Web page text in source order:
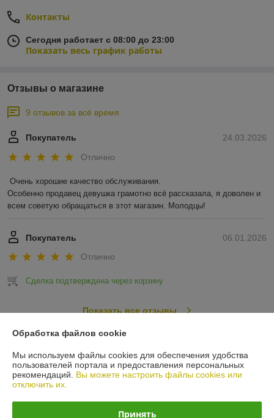
Контакты
Сегодня работает с 08:00 до 23:00
Показать весь график работы
Отзывы о магазине
9 отзывов за всё время
24.03.2026
Покупатель
Отлично
Очень хорошие качество обслуживания.
Особенно продавец девушка грамотно всё рассказала, я доволен и
всем советую обращаться в этот магазин. Молодцы!
06.01.2026
Покупатель
Отлично
Сделка подтверждена через корзину
Показать все отзывы
О нас
Контакты
Обработка файлов cookie
Мы используем файлы cookies для обеспечения удобства
пользователей портала и предоставления персональных
рекомендаций. Вы можете настроить файлы cookies или
отключить их.
Принять